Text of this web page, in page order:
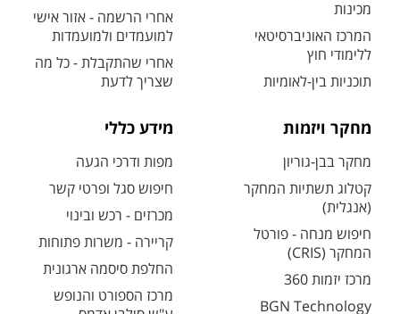
מכינות
המרכז האוניברסיטאי
ללימודי חוץ
תוכניות בין-לאומיות
אחרי הרשמה - אזור אישי
למועמדים ולמועמדות
אחרי שהתקבלת - כל מה
שצריך לדעת
מחקר ויזמות
מחקר בבן-גוריון
קטלוג תשתיות המחקר
(אנגלית)
חיפוש מנחה - פורטל
המחקר (CRIS)
מרכז יזמות 360
BGN Technology
מידע כללי
מפות ודרכי הגעה
חיפוש סגל ופרטי קשר
מכרזים - רכש ובינוי
קריירה - משרות פתוחות
החלפת סיסמה ארגונית
מרכז הספורט והנופש